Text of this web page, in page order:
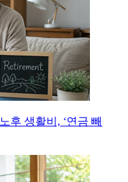
후 생활비, ‘연금 빼